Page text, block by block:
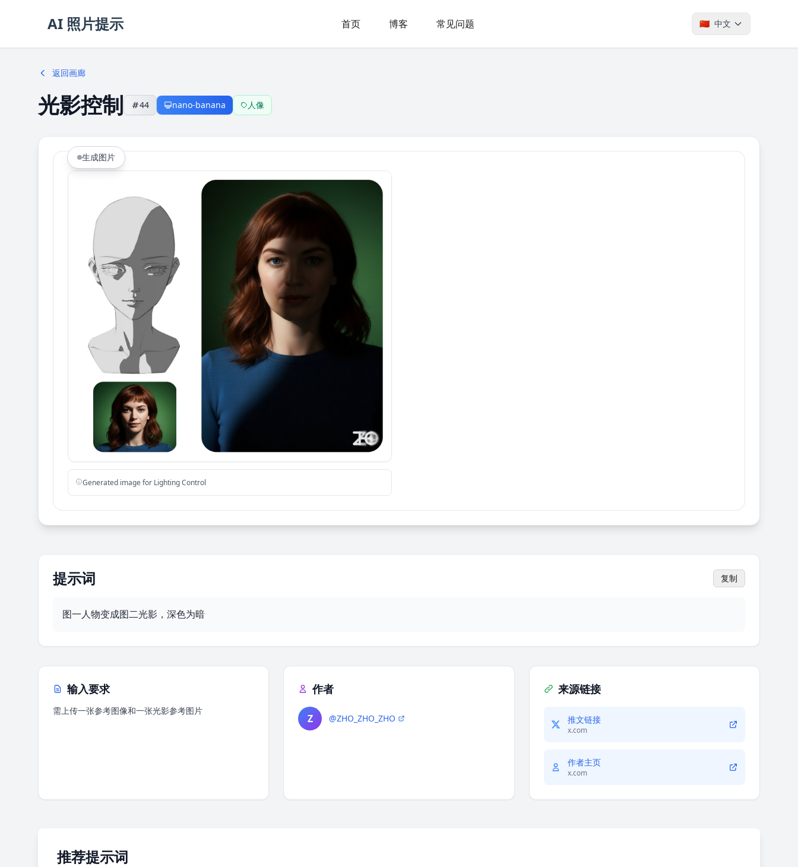
AI 照片提示 首页 博客 常见问题 🇨🇳 中文
返回画廊
光影控制 44 nano-banana 人像
生成图片
Generated image for Lighting Control
提示词 复制
图一人物变成图二光影，深色为暗
输入要求
需上传一张参考图像和一张光影参考图片
作者
Z @ZHO_ZHO_ZHO
来源链接
推文链接
x.com
作者主页
x.com
推荐提示词